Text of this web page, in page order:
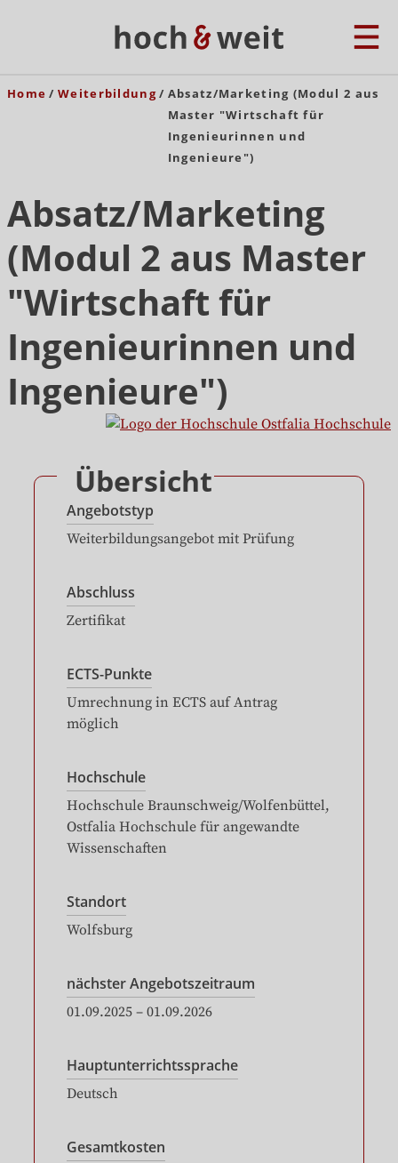
Home Weiterbildung
Absatz/Marketing (Modul 2 aus
Master "Wirtschaft für
Ingenieurinnen und
Ingenieure")
Absatz/Marketing
(Modul 2 aus Master
"Wirtschaft für
Ingenieurinnen und
Ingenieure")
Übersicht
Angebotstyp
Weiterbildungsangebot mit Prüfung
Abschluss
Zertifikat
ECTS-Punkte
Umrechnung in ECTS auf Antrag
möglich
Hochschule
Hochschule Braunschweig/Wolfenbüttel,
Ostfalia Hochschule für angewandte
Wissenschaften
Standort
Wolfsburg
nächster Angebotszeitraum
01.09.2025 – 01.09.2026
Hauptunterrichtssprache
Deutsch
Gesamtkosten